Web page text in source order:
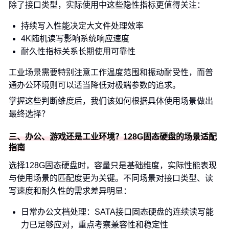
除了接口类型，实际使用中这些隐性指标更值得关注：
持续写入性能决定大文件处理效率
4K随机读写影响系统响应速度
耐久性指标关系长期使用可靠性
工业场景需要特别注意工作温度范围和振动耐受性，而普
通办公环境则可以适当降低对极端参数的追求。
掌握这些判断维度后，我们该如何根据具体使用场景做出
最终选择？
三、办公、游戏还是工业环境？128G固态硬盘的场景适配
指南
选择128G固态硬盘时，容量只是基础维度，实际性能表现
与使用场景的匹配度更为关键。不同场景对接口类型、读
写速度和耐久性的需求差异明显：
日常办公文档处理：SATA接口固态硬盘的连续读写能
力已足够应对，重点考察兼容性和稳定性